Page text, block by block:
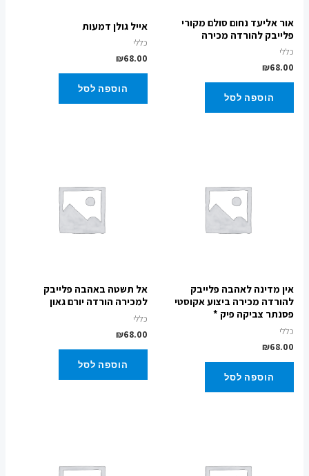
אור אליעד נחום סולם מקורי
פלייבק להורדה מכירה
כללי
₪68.00
הוספה לסל
אייל גולן דמעות
כללי
₪68.00
הוספה לסל
אין מדינה לאהבה פלייבק
להורדה מכירה ביצוע אקוסטי
פסנתר צביקה פיק *
כללי
₪68.00
הוספה לסל
אל תשטה באהבה פלייבק
למכירה הורדה יורם גאון
כללי
₪68.00
הוספה לסל